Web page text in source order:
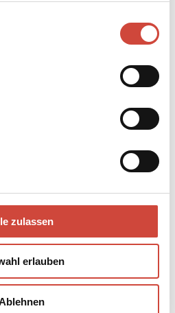
zulassen
erlauben